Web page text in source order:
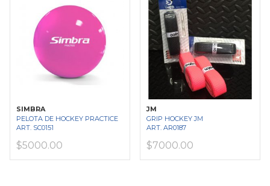
SIMBRA
PELOTA DE HOCKEY PRACTICE
ART. SC0151
$5000.00
JM
GRIP HOCKEY JM
ART. AR0187
$7000.00